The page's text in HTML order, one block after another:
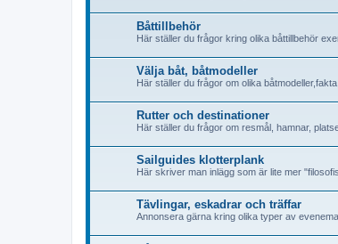
Båttillbehör
Här ställer du frågor kring olika båttillbehör
Välja båt, båtmodeller
Här ställer du frågor om olika
Rutter och destinationer
Här ställer du frågor om resmål, hamnar,
Sailguides klotterplank
Här skriver man inlägg som är lite mer
Tävlingar, eskadrar och träffar
Annonsera gärna kring olika typer av